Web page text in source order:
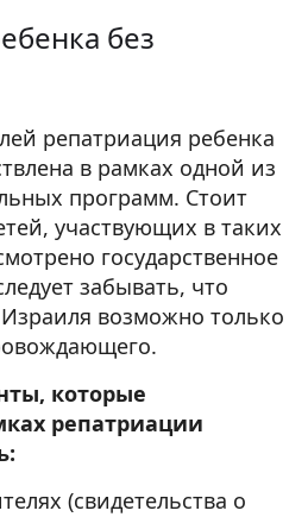
без
репатриация ребенка
в рамках одной из
программ. Стоит
участвующих в таких
государственное
забывать, что
возможно только
которые
репатриации
(свидетельства о